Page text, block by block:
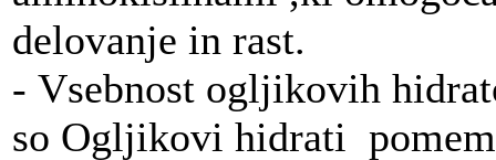
delovanje in rast.
- Vsebnost ogljikovih
so Ogljikovi hidrati